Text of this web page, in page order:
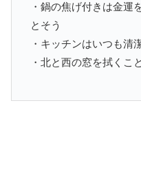
・鍋の焦げ付きは金運
とそう
・キッチンはいつも清
・北と西の窓を拭くこ